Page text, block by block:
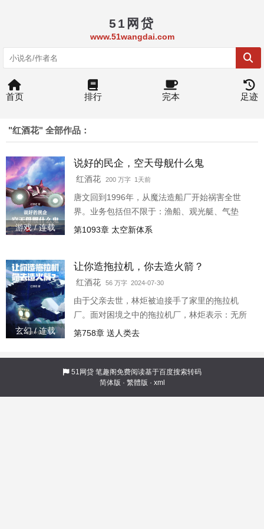
51网贷
www.51wangdai.com
首页 排行 完本 足迹
"红酒花" 全部作品：
游戏 / 连载
说好的民企，空天母舰什么鬼
红酒花 200 万字 1天前
唐文回到1996年，从魔法造船厂开始祸害全世
界。业务包括但不限于：渔船、观光艇、气垫
船、船坞登陆舰、两栖攻击舰、导弹巡洋舰、武
舰，太空飞船也是船！ 当核聚变引擎的光芒照亮
半个地球，小伙伴们纷纷流泪：“这哪是民企，这
是魔法吧！”
第1093章 太空新体系
玄幻 / 连载
让你造拖拉机，你去造火箭？
红酒花 56 万字 2024-07-30
由于父亲去世，林炬被迫接手了家里的拖拉机
厂。面对困境之中的拖拉机厂，林炬表示：无所
谓，系统会出手！ 既然能造拖拉机，想必我转行
拖拉机厂里，一枚高大的火箭竖了起来。 接着全
世界都发现这家拖拉机厂越发离谱：新能源汽
车，坦克，喷气式发动机，客机，战斗机，航
母……众人指着林炬的鼻子问：“你不是造拖拉机
第758章 送人类去
51网贷笔趣阁免费阅读基于百度搜索转码
简体版 · 繁體版 · xml